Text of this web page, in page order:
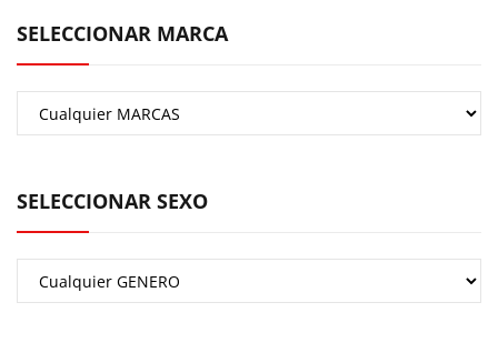
SELECCIONAR MARCA
SELECCIONAR SEXO